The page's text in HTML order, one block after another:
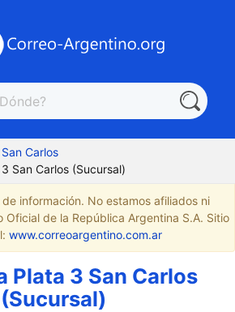
San Carlos
San Carlos (Sucursal)
información. No estamos afiliados ni
Oficial de la República Argentina S.A. Sitio
www.correoargentino.com.ar
Plata 3 San Carlos
(Sucursal)